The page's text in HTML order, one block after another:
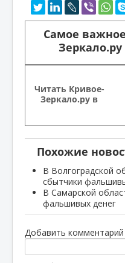
Самое
Зеркало.ру
Читать Кривое-
Зеркало.ру в
Похожие
В Волгоградской
сбытчики
В Самарской
фальшивых денег
Добавить комментарий